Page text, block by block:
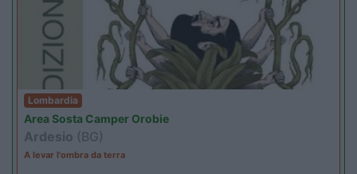
Lombardia
Area Sosta Camper Orobie
Ardesio (BG)
A levar l'ombra da terra